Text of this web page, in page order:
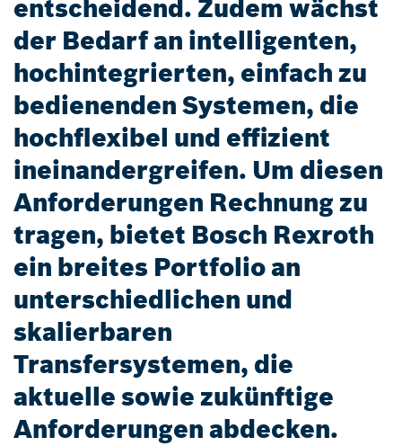
entscheidend. Zudem wächst
der Bedarf an intelligenten,
hochintegrierten, einfach zu
bedienenden Systemen, die
hochflexibel und effizient
ineinandergreifen. Um diesen
Anforderungen Rechnung zu
tragen, bietet Bosch Rexroth
ein breites Portfolio an
unterschiedlichen und
skalierbaren
Transfersystemen, die
aktuelle sowie zukünftige
Anforderungen abdecken.